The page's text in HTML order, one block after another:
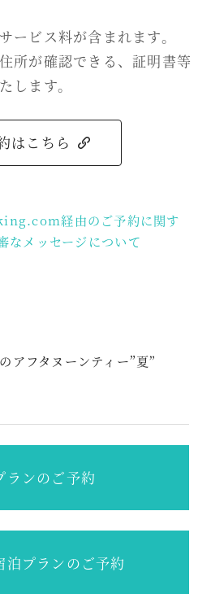
ビス料が含まれます。
所が確認できる、証明書等
します。
はこちら
経由のご予約に関す
なメッセージについて
アフタヌーンティー”夏”
ランのご予約
泊プランのご予約